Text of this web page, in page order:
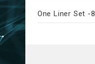
One Liner Set -8